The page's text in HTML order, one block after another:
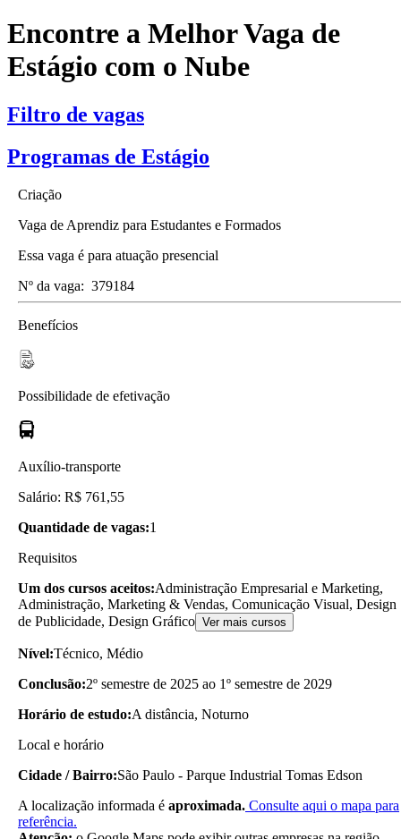
Encontre a Melhor Vaga de
Estágio com o Nube
Filtro de vagas
Programas de Estágio
Criação
Vaga de Aprendiz para Estudantes e Formados
Essa vaga é para atuação presencial
Nº da vaga: 379184
Benefícios
Possibilidade de efetivação
Auxílio-transporte
Salário: R$ 761,55
Quantidade de vagas:1
Requisitos
Um dos cursos aceitos:Administração Empresarial e Marketing,
Administração, Marketing & Vendas, Comunicação Visual, Design
de Publicidade, Design Gráfico Ver mais cursos
Nível:Técnico, Médio
Conclusão:2º semestre de 2025 ao 1º semestre de 2029
Horário de estudo:A distância, Noturno
Local e horário
Cidade / Bairro:São Paulo - Parque Industrial Tomas Edson
A localização informada é aproximada. Consulte aqui o mapa para
referência.